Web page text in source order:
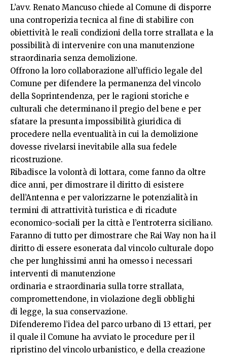
L’avv. Renato Mancuso chiede al Comune di disporre
una controperizia tecnica al fine di stabilire con
obiettività le reali condizioni della torre strallata e la
possibilità di intervenire con una manutenzione
straordinaria senza demolizione.
Offrono la loro collaborazione all’ufficio legale del
Comune per difendere la permanenza del vincolo
della Soprintendenza, per le ragioni storiche e
culturali che determinano il pregio del bene e per
sfatare la presunta impossibilità giuridica di
procedere nella eventualità in cui la demolizione
dovesse rivelarsi inevitabile alla sua fedele
ricostruzione.
Ribadisce la volontà di lottara, come fanno da oltre
dice anni, per dimostrare il diritto di esistere
dell’Antenna e per valorizzarne le potenzialità in
termini di attrattività turistica e di ricadute
economico-sociali per la città e l’entroterra siciliano.
Faranno di tutto per dimostrare che Rai Way non ha il
diritto di essere esonerata dal vincolo culturale dopo
che per lunghissimi anni ha omesso i necessari
interventi di manutenzione
ordinaria e straordinaria sulla torre strallata,
compromettendone, in violazione degli obblighi
di legge, la sua conservazione.
Difenderemo l’idea del parco urbano di 13 ettari, per
il quale il Comune ha avviato le procedure per il
ripristino del vincolo urbanistico, e della creazione